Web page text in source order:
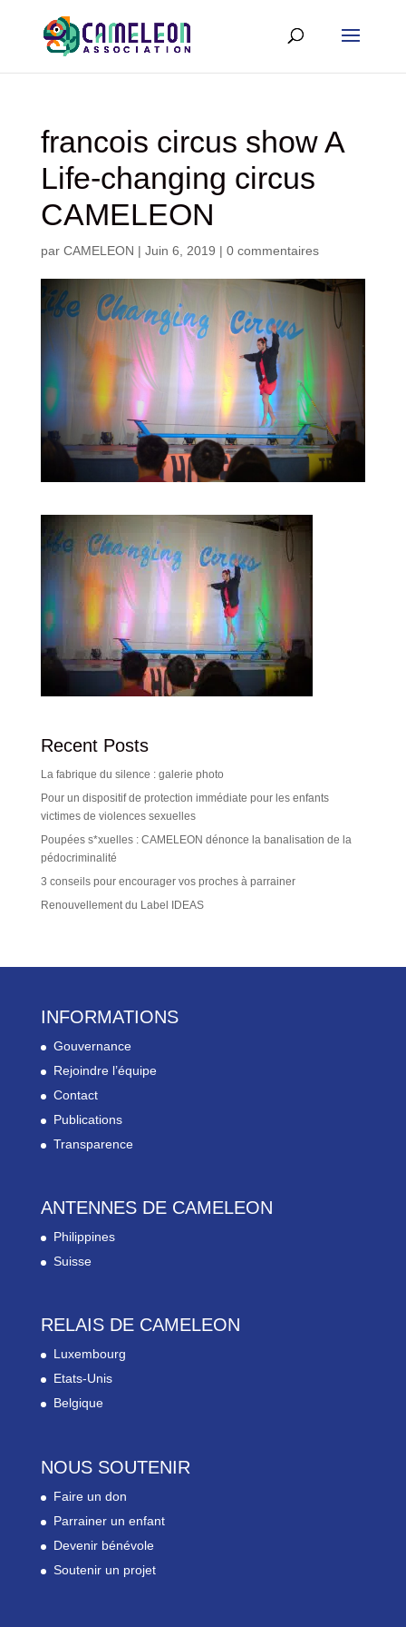
francois circus show A
Life-changing circus
CAMELEON
par CAMELEON | Juin 6, 2019 | 0 commentaires
Recent Posts
La fabrique du silence : galerie photo
Pour un dispositif de protection immédiate pour les enfants
victimes de violences sexuelles
Poupées s*xuelles : CAMELEON dénonce la banalisation de la
pédocriminalité
3 conseils pour encourager vos proches à parrainer
Renouvellement du Label IDEAS
INFORMATIONS
Gouvernance
Rejoindre l’équipe
Contact
Publications
Transparence
ANTENNES DE CAMELEON
Philippines
Suisse
RELAIS DE CAMELEON
Luxembourg
Etats-Unis
Belgique
NOUS SOUTENIR
Faire un don
Parrainer un enfant
Devenir bénévole
Soutenir un projet